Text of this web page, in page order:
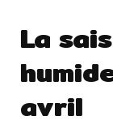
La
avril